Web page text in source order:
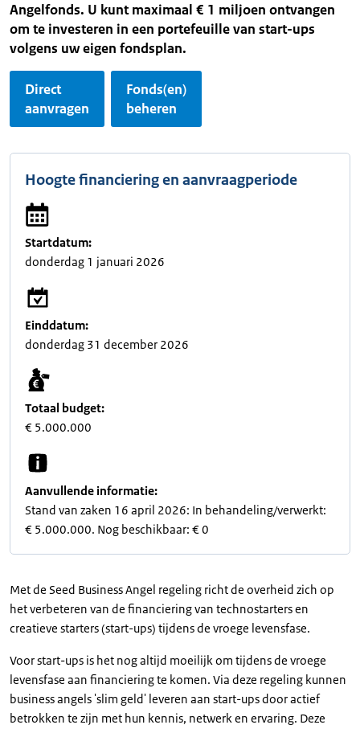
Angelfonds. U kunt maximaal € 1 miljoen ontvangen
om te investeren in een portefeuille van start-ups
volgens uw eigen fondsplan.
Direct
aanvragen
Fonds(en)
beheren
Hoogte financiering en aanvraagperiode
Startdatum:
donderdag 1 januari 2026
Einddatum:
donderdag 31 december 2026
Totaal budget:
€ 5.000.000
Aanvullende informatie:
Stand van zaken 16 april 2026: In behandeling/verwerkt:
€ 5.000.000. Nog beschikbaar: € 0
Met de Seed Business Angel regeling richt de overheid zich op
het verbeteren van de financiering van technostarters en
creatieve starters (start-ups) tijdens de vroege levensfase.
Voor start-ups is het nog altijd moeilijk om tijdens de vroege
levensfase aan financiering te komen. Via deze regeling kunnen
business angels 'slim geld' leveren aan start-ups door actief
betrokken te zijn met hun kennis, netwerk en ervaring. Deze